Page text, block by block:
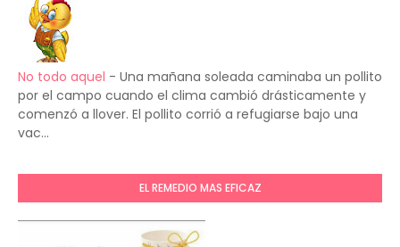
No todo aquel - Una mañana soleada caminaba un pollito
por el campo cuando el clima cambió drásticamente y
comenzó a llover. El pollito corrió a refugiarse bajo una
vac...
EL REMEDIO MAS EFICAZ